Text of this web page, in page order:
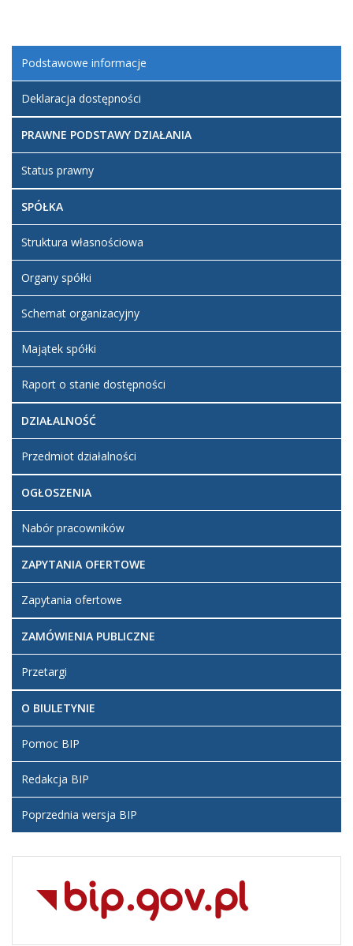
Podstawowe informacje
Deklaracja dostępności
PRAWNE PODSTAWY DZIAŁANIA
Status prawny
SPÓŁKA
Struktura własnościowa
Organy spółki
Schemat organizacyjny
Majątek spółki
Raport o stanie dostępności
DZIAŁALNOŚĆ
Przedmiot działalności
OGŁOSZENIA
Nabór pracowników
ZAPYTANIA OFERTOWE
Zapytania ofertowe
ZAMÓWIENIA PUBLICZNE
Przetargi
O BIULETYNIE
Pomoc BIP
Redakcja BIP
Poprzednia wersja BIP